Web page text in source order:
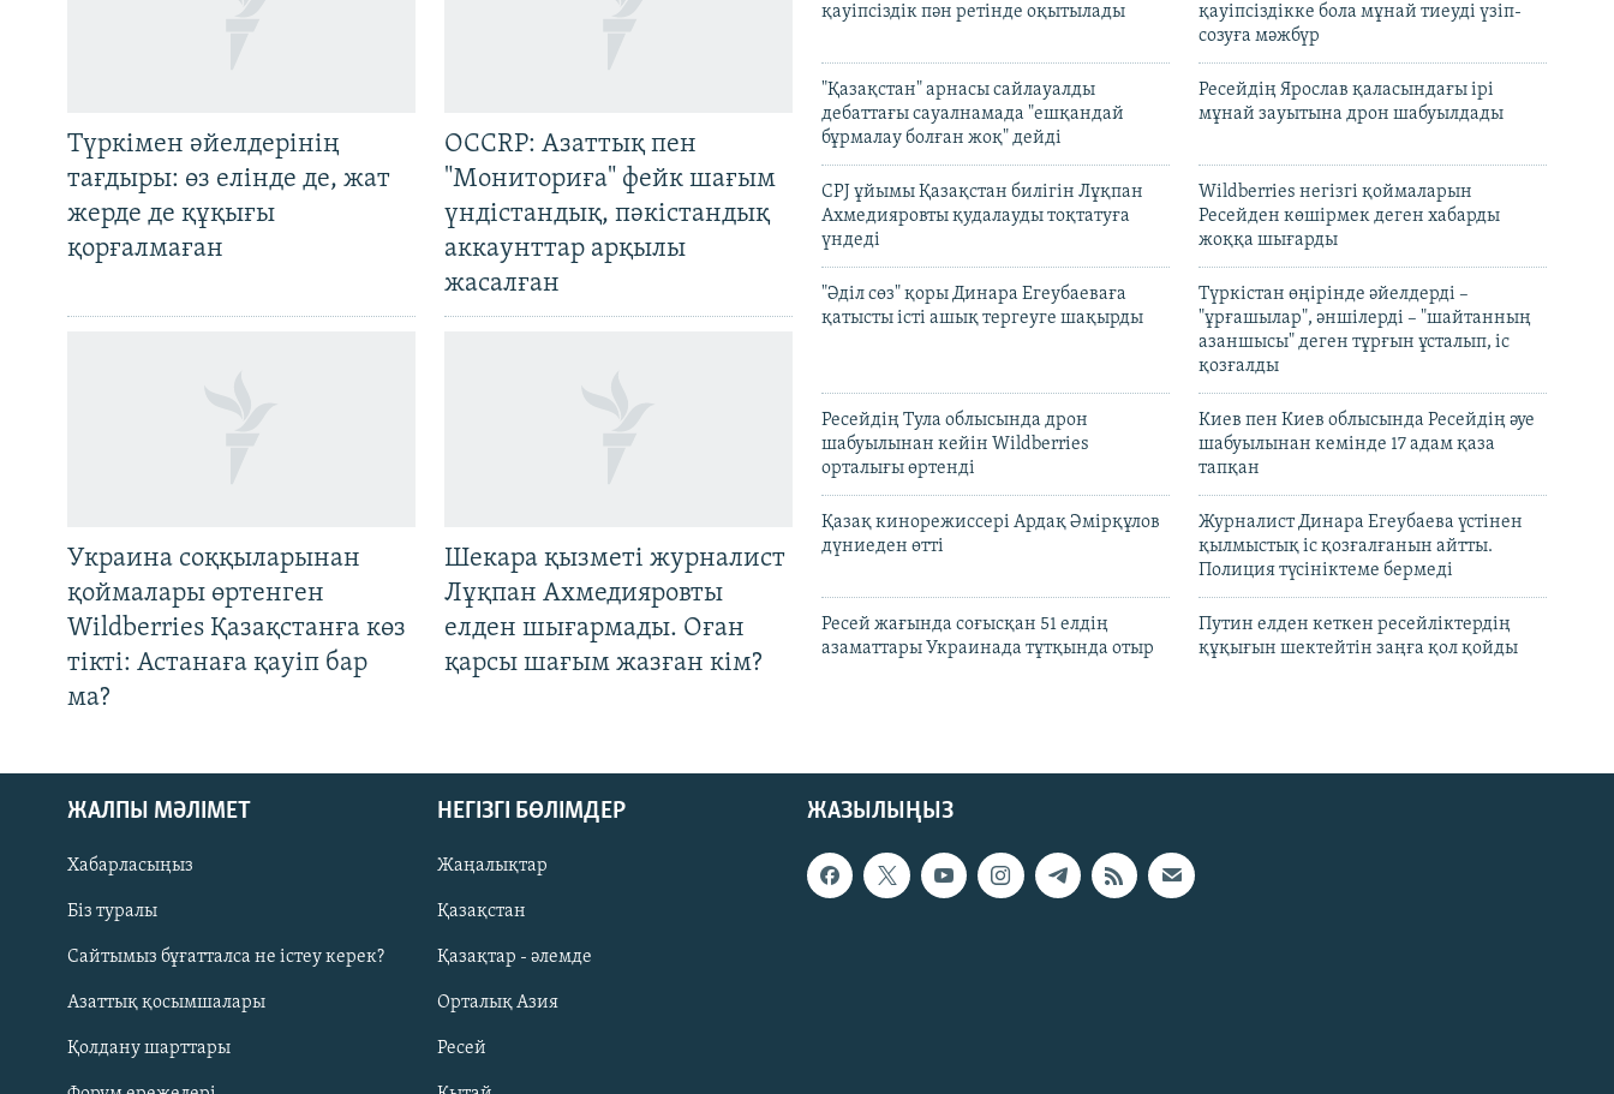
Русский
ЖАЗЫЛЫҢЫЗ
Түркімен әйелдерінің
тағдыры: өз елінде де, жат
жерде де құқығы
қорғалмаған
OCCRP: Азаттық пен
"Мониториға" фейк шағым
үндістандық, пәкістандық
аккаунттар арқылы
жасалған
Украина соққыларынан
қоймалары өртенген
Wildberries Қазақстанға көз
тікті: Астанаға қауіп бар
ма?
Шекара қызметі журналист
Лұқпан Ахмедияровты
елден шығармады. Оған
қарсы шағым жазған кім?
қауіпсіздік пән ретінде оқытылады
қауіпсіздікке бола мұнай тиеуді үзіп-
созуға мәжбүр
"Қазақстан" арнасы сайлауалды
дебаттағы сауалнамада "ешқандай
бұрмалау болған жоқ" дейді
Ресейдің Ярослав қаласындағы ірі
мұнай зауытына дрон шабуылдады
CPJ ұйымы Қазақстан билігін Лұқпан
Ахмедияровты қудалауды тоқтатуға
үндеді
Wildberries негізгі қоймаларын
Ресейден көшірмек деген хабарды
жоққа шығарды
"Әділ сөз" қоры Динара Егеубаеваға
қатысты істі ашық тергеуге шақырды
Түркістан өңірінде әйелдерді –
"ұрғашылар", әншілерді – "шайтанның
азаншысы" деген тұрғын ұсталып, іс
қозғалды
Ресейдің Тула облысында дрон
шабуылынан кейін Wildberries
орталығы өртенді
Киев пен Киев облысында Ресейдің әуе
шабуылынан кемінде 17 адам қаза
тапқан
Қазақ кинорежиссері Ардақ Әмірқұлов
дүниеден өтті
Журналист Динара Егеубаева үстінен
қылмыстық іс қозғалғанын айтты.
Полиция түсініктеме бермеді
Ресей жағында соғысқан 51 елдің
азаматтары Украинада тұтқында отыр
Путин елден кеткен ресейліктердің
құқығын шектейтін заңға қол қойды
ЖАЗЫЛЫҢЫЗ
ЖАЛПЫ МӘЛІМЕТ
Хабарласыңыз
Біз туралы
Сайтымыз бұғатталса не істеу керек?
Азаттық қосымшалары
Қолдану шарттары
НЕГІЗГІ БӨЛІМДЕР
Жаңалықтар
Қазақстан
Қазақтар - әлемде
Орталық Азия
Ресей